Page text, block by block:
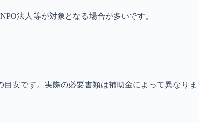
法人等が対象となる場合が多いです。
安です。実際の必要書類は補助金によって異なり